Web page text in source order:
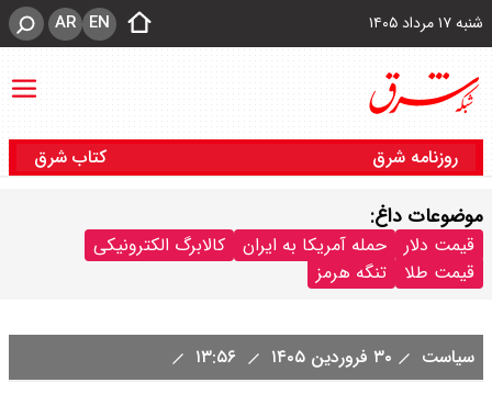
شنبه ۱۷ مرداد ۱۴۰۵ EN
AR
روزنامه شرق کتاب شرق
موضوعات داغ:
قیمت دلار حمله آمریکا به ایران
کالابرگ الکترونیکی
قیمت طلا
تنگه هرمز
سیاست ۳۰ فروردین ۱۴۰۵